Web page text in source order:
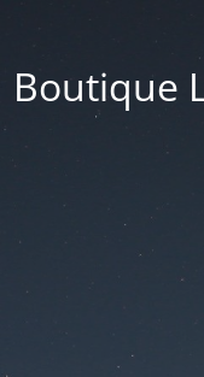
Boutique